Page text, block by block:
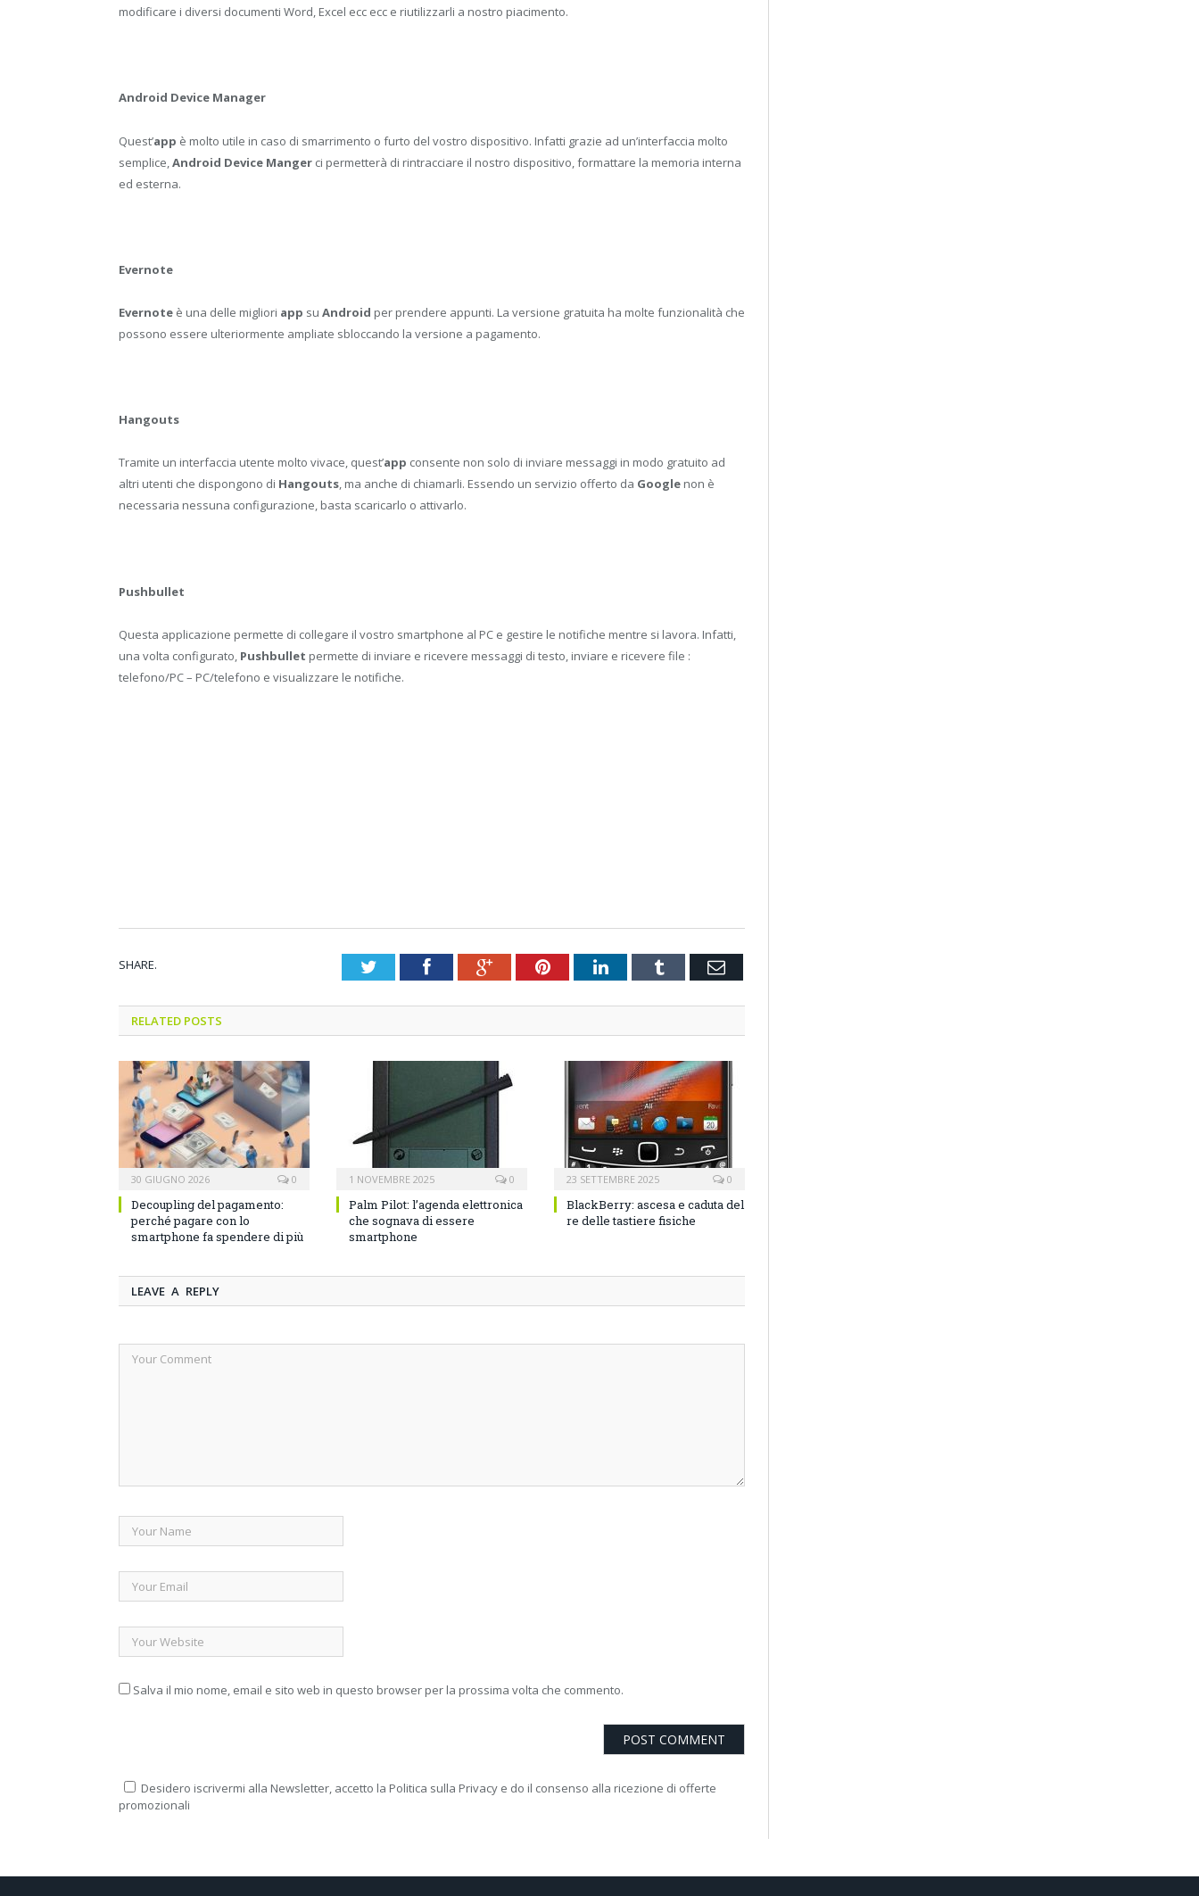
modificare i diversi documenti Word, Excel ecc ecc e riutilizzarli a nostro piacimento.
Android Device Manager
Quest’app è molto utile in caso di smarrimento o furto del vostro dispositivo. Infatti grazie ad un’interfaccia molto
semplice, Android Device Manger ci permetterà di rintracciare il nostro dispositivo, formattare la memoria interna
ed esterna.
Evernote
Evernote è una delle migliori app su Android per prendere appunti. La versione gratuita ha molte funzionalità che
possono essere ulteriormente ampliate sbloccando la versione a pagamento.
Hangouts
Tramite un interfaccia utente molto vivace, quest’app consente non solo di inviare messaggi in modo gratuito ad
altri utenti che dispongono di Hangouts, ma anche di chiamarli. Essendo un servizio offerto da Google non è
necessaria nessuna configurazione, basta scaricarlo o attivarlo.
Pushbullet
Questa applicazione permette di collegare il vostro smartphone al PC e gestire le notifiche mentre si lavora. Infatti,
una volta configurato, Pushbullet permette di inviare e ricevere messaggi di testo, inviare e ricevere file :
telefono/PC – PC/telefono e visualizzare le notifiche.
SHARE. TwitterFacebookGoogle+PinterestLinkedInTumblr Email
RELATED POSTS
30 GIUGNO 2026 0
Decoupling del pagamento:
perché pagare con lo
smartphone fa spendere di più
1 NOVEMBRE 2025 0
Palm Pilot: l’agenda elettronica
che sognava di essere
smartphone
23 SETTEMBRE 2025 0
BlackBerry: ascesa e caduta del
re delle tastiere fisiche
LEAVE A REPLY
Salva il mio nome, email e sito web in questo browser per la prossima volta che commento.
Desidero iscrivermi alla Newsletter, accetto la Politica sulla Privacy e do il consenso alla ricezione di offerte
promozionali